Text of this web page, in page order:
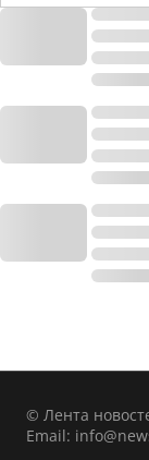
© Лента
Email: